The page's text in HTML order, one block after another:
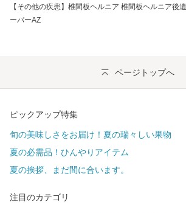
【その他の疾患】椎間板ヘルニア 椎間板ヘルニア後
ーパーAZ
ページトップへ
ピックアップ特集
旬の美味しさをお届け！夏の瑞々しい果物
夏の必需品！ひんやりアイテム
夏の挨拶、まだ間に合います。
注目のカテゴリ